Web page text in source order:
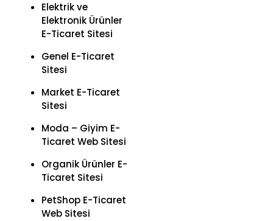
Elektrik ve
Elektronik Ürünler
E-Ticaret Sitesi
Genel E-Ticaret
Sitesi
Market E-Ticaret
Sitesi
Moda – Giyim E-
Ticaret Web Sitesi
Organik Ürünler E-
Ticaret Sitesi
PetShop E-Ticaret
Web Sitesi